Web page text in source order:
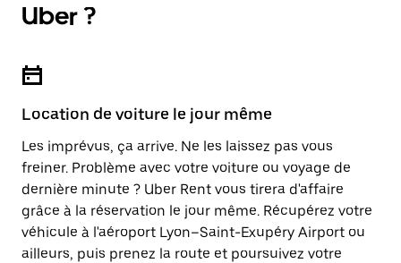
Uber ?
Location de voiture le jour même
Les imprévus, ça arrive. Ne les laissez pas vous
freiner. Problème avec votre voiture ou voyage de
dernière minute ? Uber Rent vous tirera d'affaire
grâce à la réservation le jour même. Récupérez votre
véhicule à l'aéroport Lyon–Saint-Exupéry Airport ou
ailleurs, puis prenez la route et poursuivez votre